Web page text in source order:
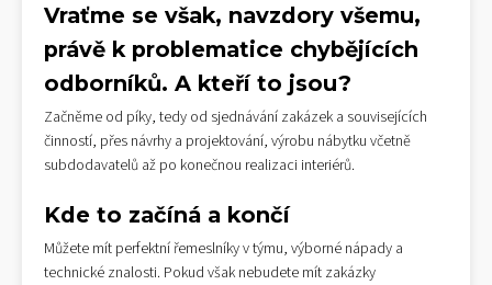
Vraťme se však, navzdory všemu,
právě k problematice chybějících
odborníků. A kteří to jsou?
Začněme od píky, tedy od sjednávání zakázek a souvisejících
činností, přes návrhy a projektování, výrobu nábytku včetně
subdodavatelů až po konečnou realizaci interiérů.
Kde to začíná a končí
Můžete mít perfektní řemeslníky v týmu, výborné nápady a
technické znalosti. Pokud však nebudete mít zakázky